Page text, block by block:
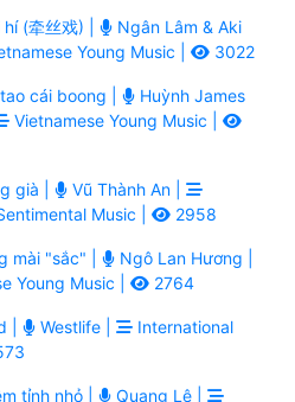
(牵丝戏) |
Ngân Lâm & Aki
Young Music | 3022
cái boong |
Huỳnh James
Vietnamese Young Music |
già |
Vũ Thành An |
Music |
2958
mài "sắc" |
Ngô Lan Hương |
Young Music |
2764
| Westlife |
International
tỉnh nhỏ | Quang Lê |